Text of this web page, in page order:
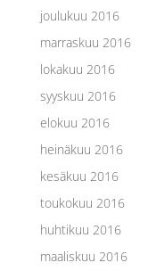
joulukuu 2016
marraskuu 2016
lokakuu 2016
syyskuu 2016
elokuu 2016
heinäkuu 2016
kesäkuu 2016
toukokuu 2016
huhtikuu 2016
maaliskuu 2016